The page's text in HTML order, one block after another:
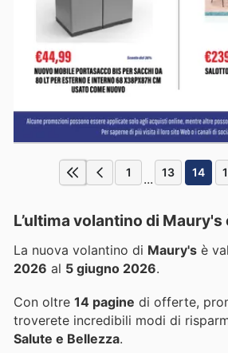
1 ... 13 14
L’ultima volantino di Maury's
La nuova volantino di Maury's è
2026 al 5 giugno 2026.
Con oltre 14 pagine di offerte,
troverete incredibili modi di
Salute e Bellezza.